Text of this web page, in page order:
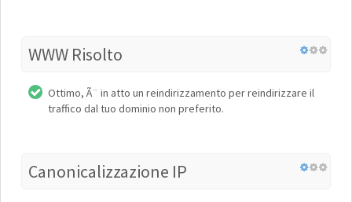
WWW Risolto
Ottimo, Ã¨ in atto un reindirizzamento per reindirizzare il
traffico dal tuo dominio non preferito.
Canonicalizzazione IP